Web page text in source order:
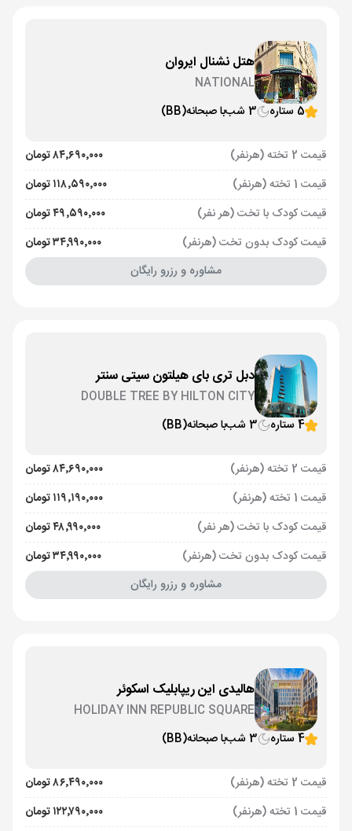
هتل نشنال ایروان
NATIONAL
5 ستاره
3 شب با صبحانه(BB)
قیمت 2 تخته (هرنفر)
۸۴٬۶۹۰٬۰۰۰ تومان
قیمت 1 تخته (هرنفر)
۱۱۸٬۵۹۰٬۰۰۰ تومان
قیمت کودک با تخت (هر نفر)
۴۹٬۵۹۰٬۰۰۰ تومان
قیمت کودک بدون تخت (هرنفر)
۳۴٬۹۹۰٬۰۰۰ تومان
مشاوره و رزرو رایگان
دبل تری بای هیلتون سیتی سنتر
DOUBLE TREE BY HILTON CITY
4 ستاره 3 شب با صبحانه(BB)
قیمت 2 تخته (هرنفر)
۸۴٬۶۹۰٬۰۰۰ تومان
قیمت 1 تخته (هرنفر)
۱۱۹٬۱۹۰٬۰۰۰ تومان
قیمت کودک با تخت (هر نفر)
۴۸٬۹۹۰٬۰۰۰ تومان
قیمت کودک بدون تخت (هرنفر)
۳۴٬۹۹۰٬۰۰۰ تومان
مشاوره و رزرو رایگان
هالیدی این ریپابلیک اسکوئر
HOLIDAY INN REPUBLIC SQUARE
4 ستاره
3 شب با صبحانه(BB)
قیمت 2 تخته (هرنفر)
۸۶٬۴۹۰٬۰۰۰ تومان
قیمت 1 تخته (هرنفر)
۱۲۲٬۷۹۰٬۰۰۰ تومان